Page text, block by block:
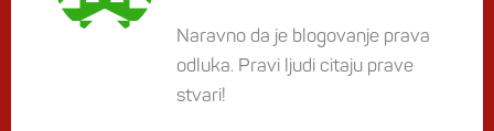
Naravno da je blogovanje prava
odluka. Pravi ljudi citaju prave
stvari!